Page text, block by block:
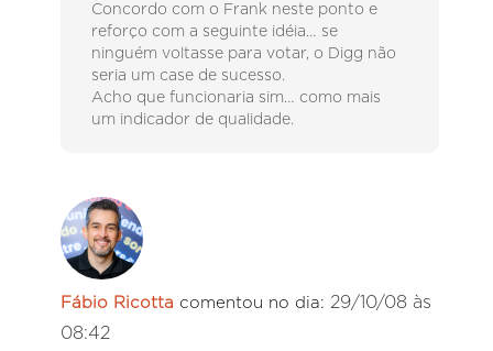
Concordo com o Frank neste ponto e
reforço com a seguinte idéia… se
ninguém voltasse para votar, o Digg não
seria um case de sucesso.
Acho que funcionaria sim… como mais
um indicador de qualidade.
Fábio Ricotta comentou no dia: 29/10/08 às
08:42